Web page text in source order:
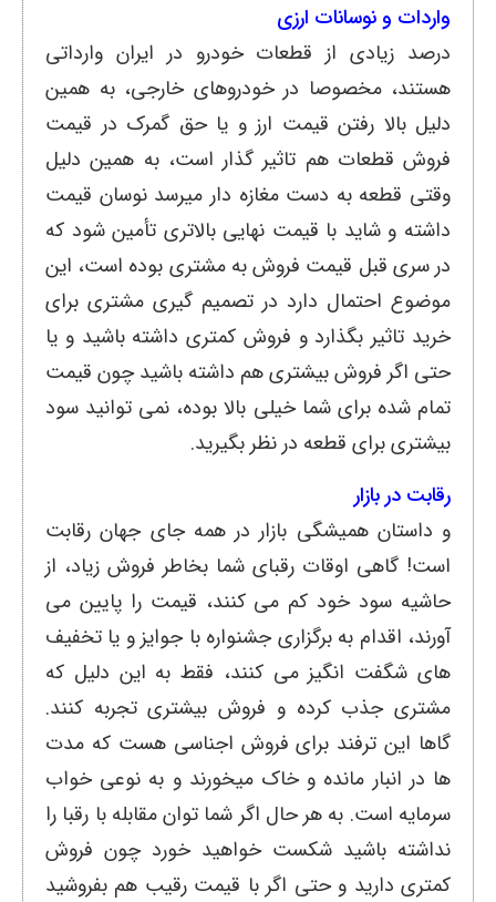
واردات و نوسانات ارزی
درصد زیادی از قطعات خودرو در ایران وارداتی
هستند، مخصوصا در خودروهای خارجی، به همین
دلیل بالا رفتن قیمت ارز و یا حق گمرک در قیمت
فروش قطعات هم تاثیر گذار است، به همین دلیل
وقتی قطعه به دست مغازه دار میرسد نوسان قیمت
داشته و شاید با قیمت نهایی بالاتری تأمین شود که
در سری قبل قیمت فروش به مشتری بوده است، این
موضوع احتمال دارد در تصمیم گیری مشتری برای
خرید تاثیر بگذارد و فروش کمتری داشته باشید و یا
حتی اگر فروش بیشتری هم داشته باشید چون قیمت
تمام شده برای شما خیلی بالا بوده، نمی توانید سود
بیشتری برای قطعه در نظر بگیرید.
رقابت در بازار
و داستان همیشگی بازار در همه جای جهان رقابت
است! گاهی اوقات رقبای شما بخاطر فروش زیاد، از
حاشیه سود خود کم می کنند، قیمت را پایین می
آورند، اقدام به برگزاری جشنواره با جوایز و یا تخفیف
های شگفت انگیز می کنند، فقط به این دلیل که
مشتری جذب کرده و فروش بیشتری تجربه کنند.
گاها این ترفند برای فروش اجناسی هست که مدت
ها در انبار مانده و خاک میخورند و به نوعی خواب
سرمایه است. به هر حال اگر شما توان مقابله با رقبا را
نداشته باشید شکست خواهید خورد چون فروش
کمتری دارید و حتی اگر با قیمت رقیب هم بفروشید